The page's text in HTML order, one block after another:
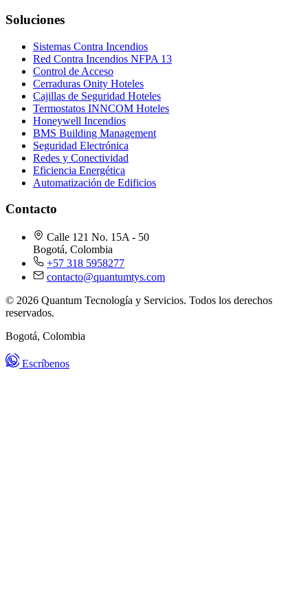
Soluciones
Sistemas Contra Incendios
Red Contra Incendios NFPA 13
Control de Acceso
Cerraduras Onity Hoteles
Cajillas de Seguridad Hoteles
Termostatos INNCOM Hoteles
Honeywell Incendios
BMS Building Management
Seguridad Electrónica
Redes y Conectividad
Eficiencia Energética
Automatización de Edificios
Contacto
Calle 121 No. 15A - 50
Bogotá, Colombia
+57 318 5958277
contacto@quantumtys.com
© 2026 Quantum Tecnología y Servicios. Todos los derechos
reservados.
Bogotá, Colombia
Escríbenos